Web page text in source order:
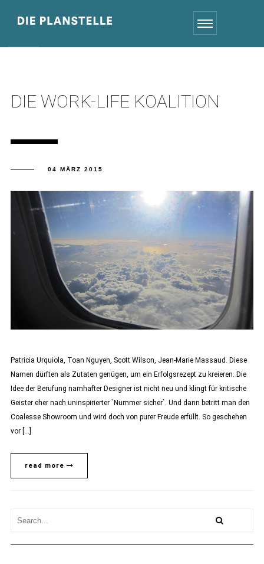
DIE WORK-LIFE KOALITION
04 MÄRZ 2015
Patricia Urquiola, Toan Nguyen, Scott Wilson, Jean-Marie Massaud. Diese
Namen dürften als Zutaten genügen, um ein Erfolgsrezept zu kreieren. Die
Idee der Berufung namhafter Designer ist nicht neu und klingt für kritische
Geister eher nach uninspirierter `Nummer sicher`. Und dann betritt man den
Coalesse Showroom und wird doch von purer Freude erfüllt. So geschehen
vor […]
read more